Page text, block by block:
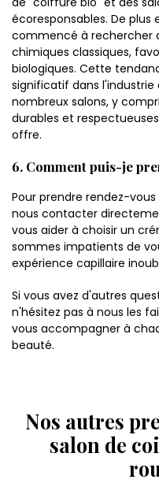
écoresponsables. De
commencé à rechercher
chimiques classiques,
biologiques. Cette
significatif dans
nombreux salons, y
durables et
offre.
6. Comment puis-je
Pour prendre rendez-
nous contacter
vous aider à choisir un
sommes impatients de
expérience capillaire
Si vous avez d'autres
n'hésitez pas à nous les
vous accompagner à
beauté.
Nos autres
salon de